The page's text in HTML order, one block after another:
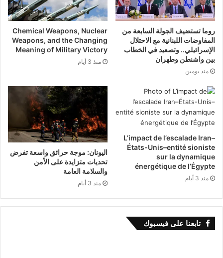
روما تستضيف الجولة السابعة من
المفاوضات اللبنانية مع الاحتلال
الإسرائيلي.. وتصعيد في الخطاب
بين واشنطن وطهران
منذ يومين
Chemical Weapons, Nuclear
Weapons, and the Changing
Meaning of Military Victory
منذ 3 أيام
L’impact de l’escalade Iran–
États-Unis–entité sioniste
sur la dynamique
énergétique de l’Égypte
منذ 3 أيام
اليونان: موجة حرائق واسعة تفرض
تحديات متزايدة على الأمن
والسلامة العامة
منذ 3 أيام
تابعنا على فيسبوك